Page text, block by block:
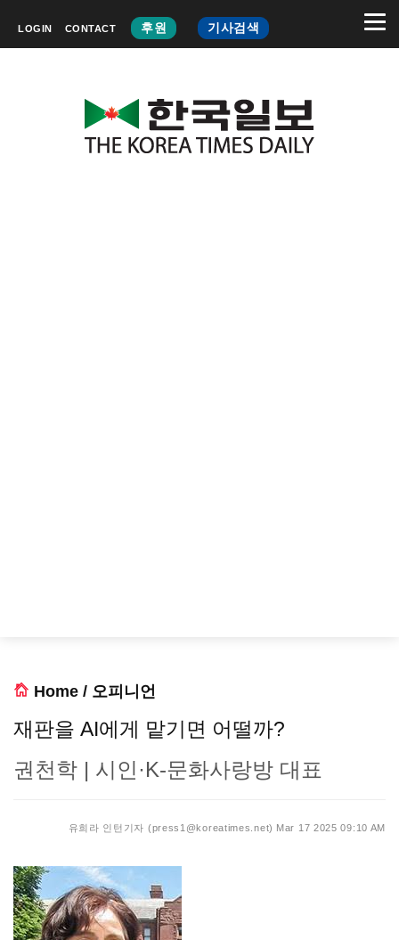
LOGIN CONTACT 후원 기사검색
Home / 오피니언
재판을 AI에게 맡기면 어떨까?
권천학 | 시인·K-문화사랑방 대표
유희라 인턴기자 (press1@koreatimes.net) Mar 17 2025 09:10 AM